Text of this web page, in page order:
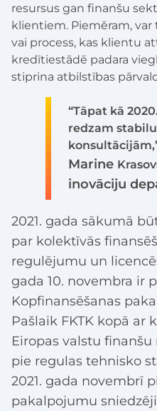
resursus gan finanšu
klientiem. Piemēram,
vai process, kas klientu
kredītiestādē padara
stiprina atbilstības
“Tāpat kā
redzam
Marine
inovāciju
2021. gada sākumā
par kolektīvās
regulējumu un
gada 10. novembra ir
Kopfinansēšanas
Pašlaik FKTK kopā ar
Eiropas valstu
pie regulas tehnisko
2021. gada novembrī
pakalpojumu